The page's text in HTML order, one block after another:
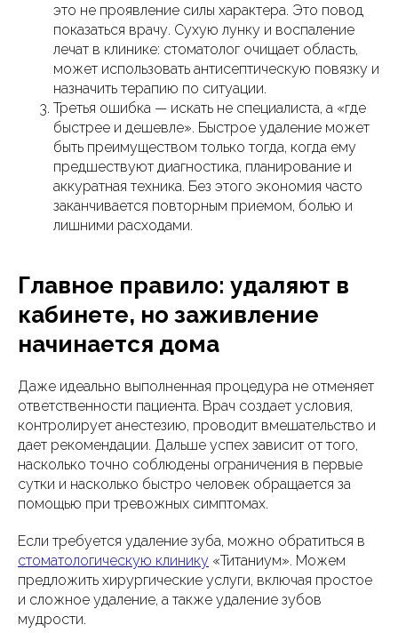
это не проявление силы характера. Это повод
показаться врачу. Сухую лунку и воспаление
лечат в клинике: стоматолог очищает область,
может использовать антисептическую повязку и
назначить терапию по ситуации.
Третья ошибка — искать не специалиста, а «где
быстрее и дешевле». Быстрое удаление может
быть преимуществом только тогда, когда ему
предшествуют диагностика, планирование и
аккуратная техника. Без этого экономия часто
заканчивается повторным приемом, болью и
лишними расходами.
Главное правило: удаляют в
кабинете, но заживление
начинается дома
Даже идеально выполненная процедура не отменяет
ответственности пациента. Врач создает условия,
контролирует анестезию, проводит вмешательство и
дает рекомендации. Дальше успех зависит от того,
насколько точно соблюдены ограничения в первые
сутки и насколько быстро человек обращается за
помощью при тревожных симптомах.
Если требуется удаление зуба, можно обратиться в
стоматологическую клинику «Титаниум». Можем
предложить хирургические услуги, включая простое
и сложное удаление, а также удаление зубов
мудрости.